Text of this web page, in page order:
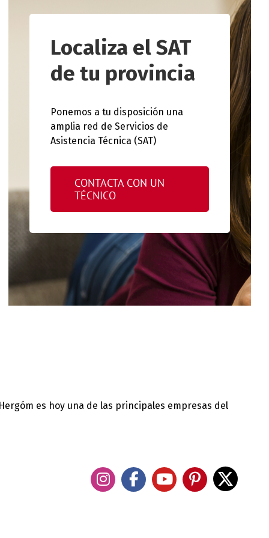
Localiza el SAT
de tu provincia
Ponemos a tu disposición una
amplia red de Servicios de
Asistencia Técnica (SAT)
CONTACTA CON UN
TÉCNICO
es hoy una de las principales empresas del